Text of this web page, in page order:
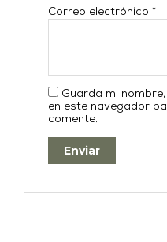
Correo electrónico*
Guarda mi
en este navegador
comente.